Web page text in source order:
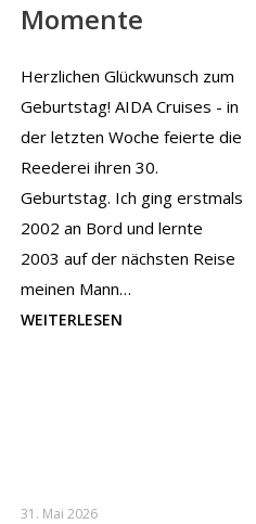
Momente
Herzlichen Glückwunsch zum
Geburtstag! AIDA Cruises - in
der letzten Woche feierte die
Reederei ihren 30.
Geburtstag. Ich ging erstmals
2002 an Bord und lernte
2003 auf der nächsten Reise
meinen Mann…
WEITERLESEN
31. Mai 2026